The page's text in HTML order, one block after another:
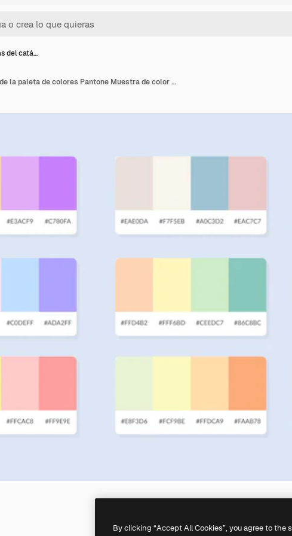
del catá…
44 muestras del catálogo de la paleta de colores Pantone Muestra de color Conjunto de pancartas de paleta de color abstractas
By clicking “Accept All Cookies”, you agree to